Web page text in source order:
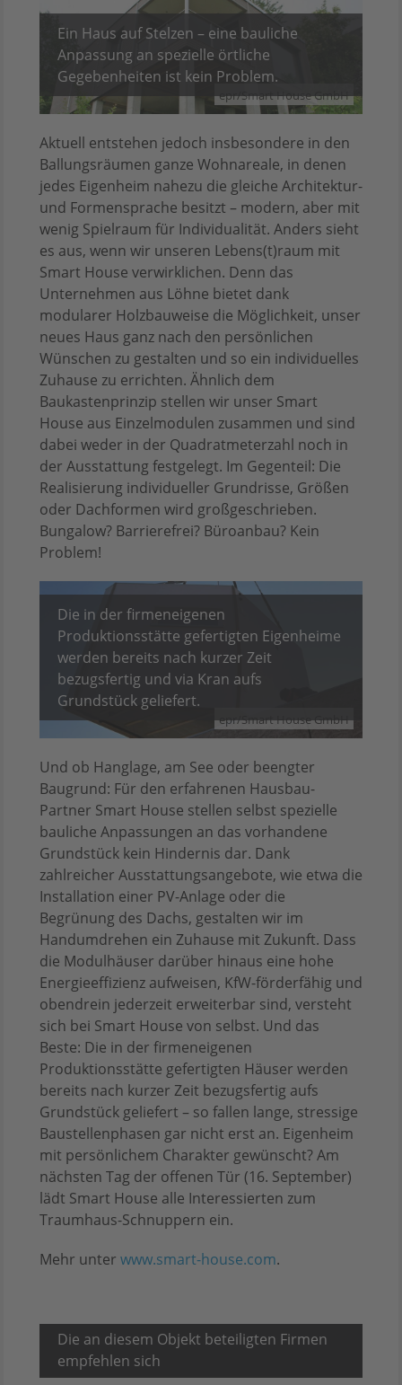
epr/Smart House GmbH
Ein Haus auf Stelzen – eine bauliche
Anpassung an spezielle örtliche
Gegebenheiten ist kein Problem.
Aktuell entstehen jedoch insbesondere in den
Ballungsräumen ganze Wohnareale, in denen
jedes Eigenheim nahezu die gleiche Architektur-
und Formensprache besitzt – modern, aber mit
wenig Spielraum für Individualität. Anders sieht
es aus, wenn wir unseren Lebens(t)raum mit
Smart House verwirklichen. Denn das
Unternehmen aus Löhne bietet dank
modularer Holzbauweise die Möglichkeit, unser
neues Haus ganz nach den persönlichen
Wünschen zu gestalten und so ein individuelles
Zuhause zu errichten. Ähnlich dem
Baukastenprinzip stellen wir unser Smart
House aus Einzelmodulen zusammen und sind
dabei weder in der Quadratmeterzahl noch in
der Ausstattung festgelegt. Im Gegenteil: Die
Realisierung individueller Grundrisse, Größen
oder Dachformen wird großgeschrieben.
Bungalow? Barrierefrei? Büroanbau? Kein
Problem!
epr/Smart House GmbH
Die in der firmeneigenen
Produktionsstätte gefertigten Eigenheime
werden bereits nach kurzer Zeit
bezugsfertig und via Kran aufs
Grundstück geliefert.
Und ob Hanglage, am See oder beengter
Baugrund: Für den erfahrenen Hausbau-
Partner Smart House stellen selbst spezielle
bauliche Anpassungen an das vorhandene
Grundstück kein Hindernis dar. Dank
zahlreicher Ausstattungsangebote, wie etwa die
Installation einer PV-Anlage oder die
Begrünung des Dachs, gestalten wir im
Handumdrehen ein Zuhause mit Zukunft. Dass
die Modulhäuser darüber hinaus eine hohe
Energieeffizienz aufweisen, KfW-förderfähig und
obendrein jederzeit erweiterbar sind, versteht
sich bei Smart House von selbst. Und das
Beste: Die in der firmeneigenen
Produktionsstätte gefertigten Häuser werden
bereits nach kurzer Zeit bezugsfertig aufs
Grundstück geliefert – so fallen lange, stressige
Baustellenphasen gar nicht erst an. Eigenheim
mit persönlichem Charakter gewünscht? Am
nächsten Tag der offenen Tür (16. September)
lädt Smart House alle Interessierten zum
Traumhaus-Schnuppern ein.
Mehr unter www.smart-house.com.
Die an diesem Objekt beteiligten Firmen
empfehlen sich